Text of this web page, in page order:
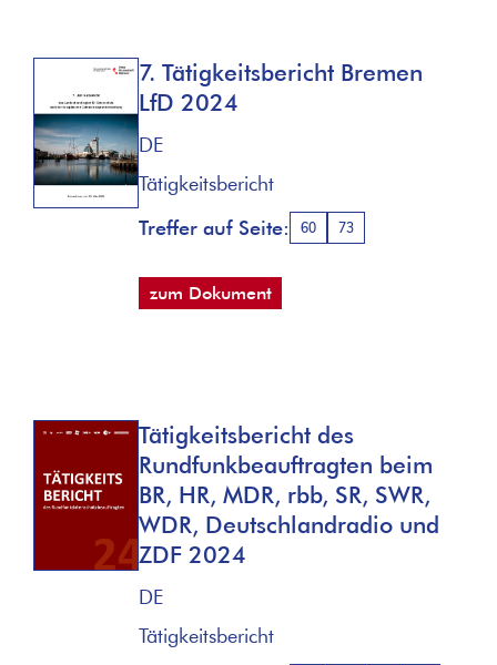
7. Tätigkeitsbericht Bremen
LfD 2024
DE
Tätigkeitsbericht
Treffer auf Seite:
60 73
zum Dokument
Tätigkeitsbericht des
Rundfunkbeauftragten beim
BR, HR, MDR, rbb, SR, SWR,
WDR, Deutschlandradio und
ZDF 2024
DE
Tätigkeitsbericht